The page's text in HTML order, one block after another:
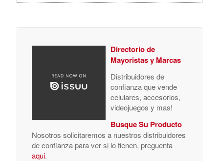
Directorio de
Mayoristas y Marcas
Distribuidores de
confianza que vende
celulares, accesorios,
videojuegos y mas!
Busque Su Producto
Nosotros solicitaremos a nuestros distribuidores
de confianza para ver si lo tienen, preguenta
aqui.